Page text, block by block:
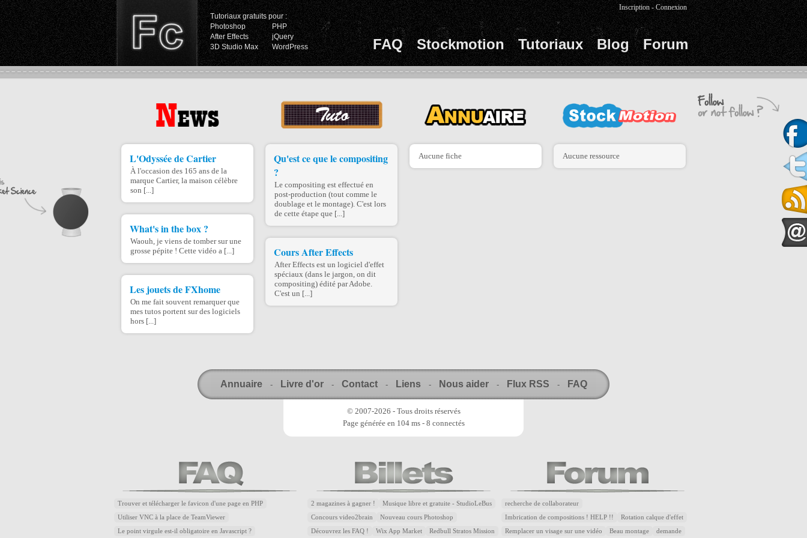
Tutoriaux gratuits pour :
Photoshop
PHP
After Effects
jQuery
3D Studio Max
WordPress FAQ Stockmotion Tutoriaux Blog Forum
Inscription -Connexion
L'Odyssée de Cartier
À l'occasion des 165 ans de la
marque Cartier, la maison célèbre
son [...]
What's in the box ?
Waouh, je viens de tomber sur une
grosse pépite ! Cette vidéo a [...]
Les jouets de FXhome
On me fait souvent remarquer que
mes tutos portent sur des logiciels
hors [...]
Qu'est ce que le compositing
?
Le compositing est effectué en
post-production (tout comme le
doublage et le montage). C'est lors
de cette étape que [...]
Cours After Effects
After Effects est un logiciel d'effet
spéciaux (dans le jargon, on dit
compositing) édité par Adobe.
C'est un [...]
Aucune fiche Aucune ressource
Annuaire - Livre d'or - Contact - Liens - Nous aider - Flux RSS - FAQ
© 2007-2026 - Tous droits réservés
Page générée en 104 ms - 8 connectés
Trouver et télécharger le favicon d'une page en PHP
Utiliser VNC à la place de TeamViewer
Le point virgule est-il obligatoire en Javascript ?
2 magazines à gagner ! Musique libre et gratuite - StudioLeBus
Concours video2brain Nouveau cours Photoshop
Découvrez les FAQ ! Wix App Market Redbull Stratos Mission
recherche de collaborateur
Imbrication de compositions ! HELP !! Rotation calque d'effet
Remplacer un visage sur une vidéo Beau montage demande